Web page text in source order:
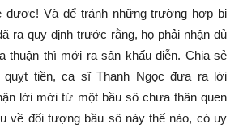
được! Và để tránh những trường hợp bị
ra quy định trước rằng, họ phải nhận đủ
thuận thì mới ra sân khấu diễn. Chia sẻ
quỵt tiền, ca sĩ Thanh Ngọc đưa ra lời
lời mời từ một bầu sô chưa thân quen
về đối tượng bầu sô này thế nào, có uy